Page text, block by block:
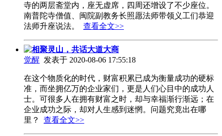
寺的两层斋堂内，座无虚席，四周还增设了不少座位。
南普陀寺僧值、闽院副教务长照愿法师带领义工们恭迎
法师升座说法。 查看全文>>
相聚灵山，共话大道大商
觉醒 发表于 2020-08-06 17:55:18
在这个物质化的时代，财富积累已成为衡量成功的硬标
准，而坐拥亿万的企业家们，更是人们心目中的成功人
士。可很多人在拥有财富之时，却与幸福渐行渐远；在
企业成功之际，却对人生感到迷惘。问题究竟出在哪
里？ 查看全文>>